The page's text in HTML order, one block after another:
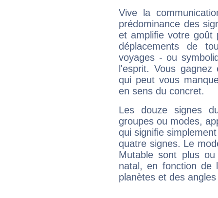
Vive la
prédominance des
et amplifie votre goût
déplacements de
voyages - ou
l'esprit. Vous
qui peut vous
en sens du concret.
Les douze signes
groupes ou modes,
qui signifie
quatre signes. Le
Mutable sont plus
natal, en fonction de
planètes et des